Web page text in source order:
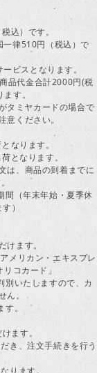
込）です。
一律510円（税込）で
ビスとなります。
品代金合計2000円(税
す。
タミヤカードの場合で
意ください。
なります。
となります。
は、商品の到着までに
間（年末年始・夏季休
）
けます。
メリカン・エキスプレ
リコカード」
別いたしますので、カ
。
。
ます。
き、注文手続きを行う
ります。